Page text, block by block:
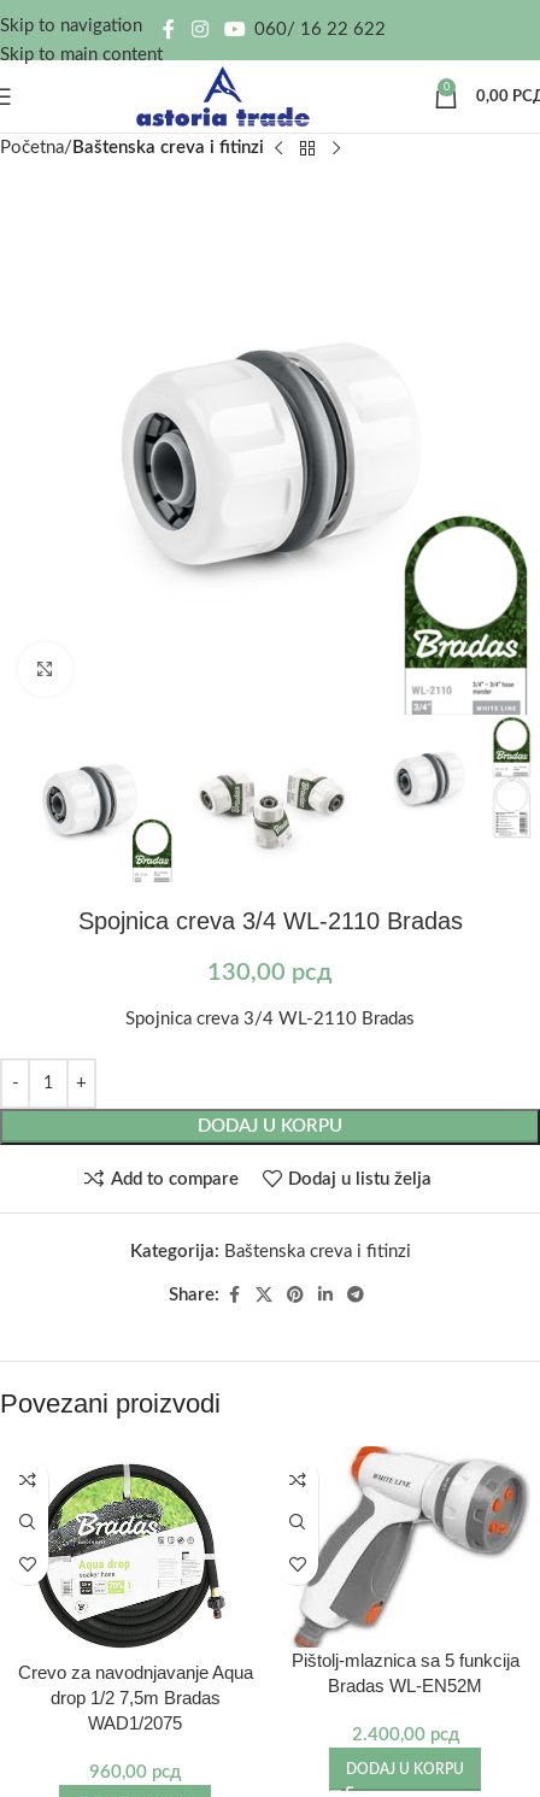
Skip to navigation
Skip to main content
060/ 16 22 622
0
0,00
Početna Baštenska creva i fitinzi
Spojnica creva 3/4 WL-2110 Bradas
130,00 рсд
Spojnica creva 3/4 WL-2110 Bradas
DODAJ U KORPU
Add to compare Dodaj u listu želja
Kategorija: Baštenska creva i fitinzi
Share:
Povezani proizvodi
Crevo za navodnjavanje Aqua
drop 1/2 7,5m Bradas
WAD1/2075
960,00 рсд
Pištolj-mlaznica sa 5 funkcija
Bradas WL-EN52M
2.400,00 рсд
DODAJ U KORPU